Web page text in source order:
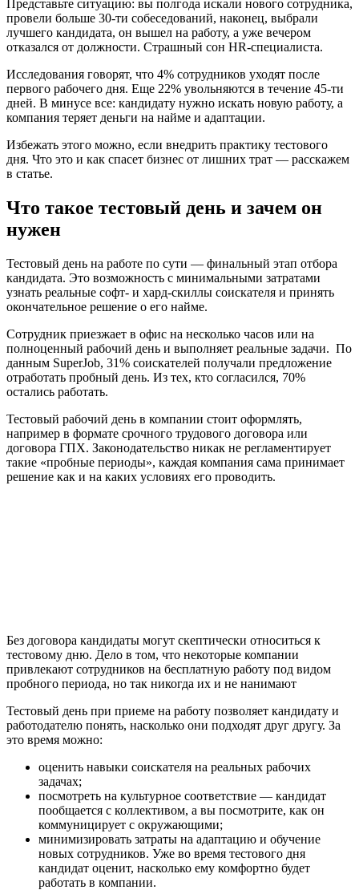
Представьте ситуацию: вы полгода искали нового сотрудника,
провели больше 30-ти собеседований, наконец, выбрали
лучшего кандидата, он вышел на работу, а уже вечером
отказался от должности. Страшный сон HR-специалиста.
Исследования говорят, что 4% сотрудников уходят после
первого рабочего дня. Еще 22% увольняются в течение 45-ти
дней. В минусе все: кандидату нужно искать новую работу, а
компания теряет деньги на найме и адаптации.
Избежать этого можно, если внедрить практику тестового
дня. Что это и как спасет бизнес от лишних трат — расскажем
в статье.
Что такое тестовый день и зачем он
нужен
Тестовый день на работе по сути — финальный этап отбора
кандидата. Это возможность с минимальными затратами
узнать реальные софт- и хард-скиллы соискателя и принять
окончательное решение о его найме.
Сотрудник приезжает в офис на несколько часов или на
полноценный рабочий день и выполняет реальные задачи. По
данным SuperJob, 31% соискателей получали предложение
отработать пробный день. Из тех, кто согласился, 70%
остались работать.
Тестовый рабочий день в компании стоит оформлять,
например в формате срочного трудового договора или
договора ГПХ. Законодательство никак не регламентирует
такие «пробные периоды», каждая компания сама принимает
решение как и на каких условиях его проводить.
Без договора кандидаты могут скептически относиться к
тестовому дню. Дело в том, что некоторые компании
привлекают сотрудников на бесплатную работу под видом
пробного периода, но так никогда их и не нанимают
Тестовый день при приеме на работу позволяет кандидату и
работодателю понять, насколько они подходят друг другу. За
это время можно:
оценить навыки соискателя на реальных рабочих
задачах;
посмотреть на культурное соответствие — кандидат
пообщается с коллективом, а вы посмотрите, как он
коммуницирует с окружающими;
минимизировать затраты на адаптацию и обучение
новых сотрудников. Уже во время тестового дня
кандидат оценит, насколько ему комфортно будет
работать в компании.